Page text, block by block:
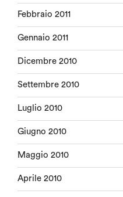
Febbraio 2011
Gennaio 2011
Dicembre 2010
Settembre 2010
Luglio 2010
Giugno 2010
Maggio 2010
Aprile 2010